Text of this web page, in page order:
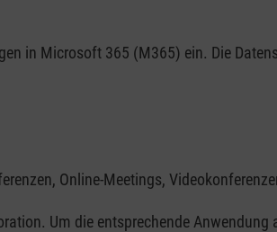
in Microsoft 365 (M365) ein. Die
Online-Meetings,
Um die entsprechende